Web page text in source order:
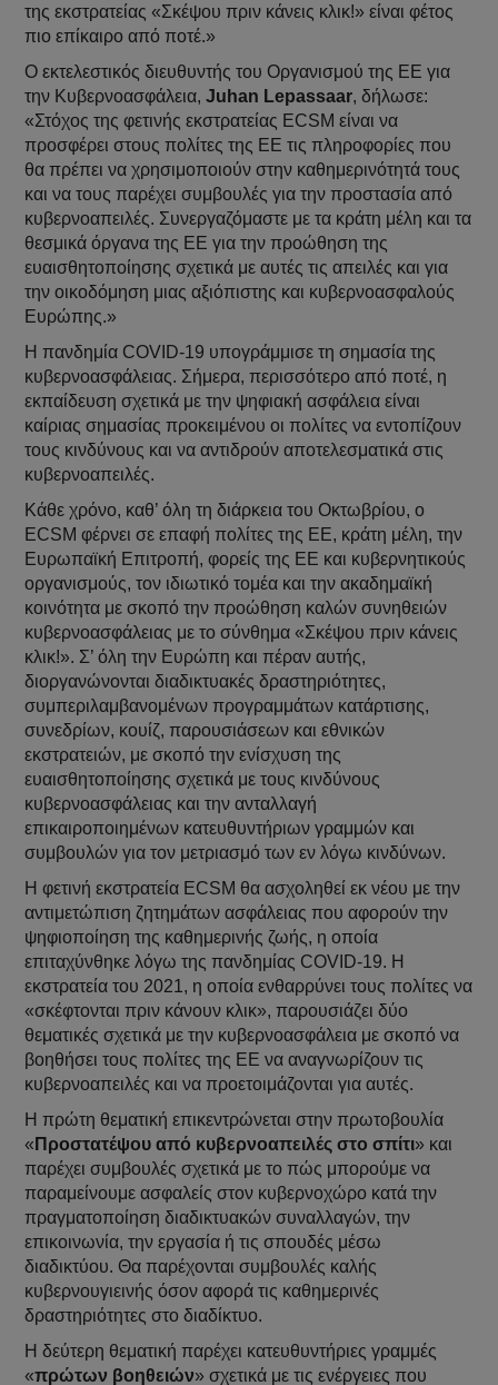
της εκστρατείας «Σκέψου πριν κάνεις κλικ!» είναι φέτος
πιο επίκαιρο από ποτέ.»
Ο εκτελεστικός διευθυντής του Οργανισμού της ΕΕ για
την Κυβερνοασφάλεια,Juhan Lepassaar, δήλωσε:
«Στόχος της φετινής εκστρατείας ECSM είναι να
προσφέρει στους πολίτες της ΕΕ τις πληροφορίες που
θα πρέπει να χρησιμοποιούν στην καθημερινότητά τους
και να τους παρέχει συμβουλές για την προστασία από
κυβερνοαπειλές. Συνεργαζόμαστε με τα κράτη μέλη και τα
θεσμικά όργανα της ΕΕ για την προώθηση της
ευαισθητοποίησης σχετικά με αυτές τις απειλές και για
την οικοδόμηση μιας αξιόπιστης και κυβερνοασφαλούς
Ευρώπης.»
Η πανδημία COVID-19 υπογράμμισε τη σημασία της
κυβερνοασφάλειας. Σήμερα, περισσότερο από ποτέ, η
εκπαίδευση σχετικά με την ψηφιακή ασφάλεια είναι
καίριας σημασίας προκειμένου οι πολίτες να εντοπίζουν
τους κινδύνους και να αντιδρούν αποτελεσματικά στις
κυβερνοαπειλές.
Κάθε χρόνο, καθ’ όλη τη διάρκεια του Οκτωβρίου, ο
ECSM φέρνει σε επαφή πολίτες της ΕΕ, κράτη μέλη, την
Ευρωπαϊκή Επιτροπή, φορείς της ΕΕ και κυβερνητικούς
οργανισμούς, τον ιδιωτικό τομέα και την ακαδημαϊκή
κοινότητα με σκοπό την προώθηση καλών συνηθειών
κυβερνοασφάλειας με το σύνθημα «Σκέψου πριν κάνεις
κλικ!». Σ’ όλη την Ευρώπη και πέραν αυτής,
διοργανώνονται διαδικτυακές δραστηριότητες,
συμπεριλαμβανομένων προγραμμάτων κατάρτισης,
συνεδρίων, κουίζ, παρουσιάσεων και εθνικών
εκστρατειών, με σκοπό την ενίσχυση της
ευαισθητοποίησης σχετικά με τους κινδύνους
κυβερνοασφάλειας και την ανταλλαγή
επικαιροποιημένων κατευθυντήριων γραμμών και
συμβουλών για τον μετριασμό των εν λόγω κινδύνων.
Η φετινή εκστρατεία ECSM θα ασχοληθεί εκ νέου με την
αντιμετώπιση ζητημάτων ασφάλειας που αφορούν την
ψηφιοποίηση της καθημερινής ζωής, η οποία
επιταχύνθηκε λόγω της πανδημίας COVID-19. Η
εκστρατεία του 2021, η οποία ενθαρρύνει τους πολίτες να
«σκέφτονται πριν κάνουν κλικ», παρουσιάζει δύο
θεματικές σχετικά με την κυβερνοασφάλεια με σκοπό να
βοηθήσει τους πολίτες της ΕΕ να αναγνωρίζουν τις
κυβερνοαπειλές και να προετοιμάζονται για αυτές.
Η πρώτη θεματική επικεντρώνεται στην πρωτοβουλία
« Προστατέψου από κυβερνοαπειλές στο σπίτι» και
παρέχει συμβουλές σχετικά με το πώς μπορούμε να
παραμείνουμε ασφαλείς στον κυβερνοχώρο κατά την
πραγματοποίηση διαδικτυακών συναλλαγών, την
επικοινωνία, την εργασία ή τις σπουδές μέσω
διαδικτύου. Θα παρέχονται συμβουλές καλής
κυβερνουγιεινής όσον αφορά τις καθημερινές
δραστηριότητες στο διαδίκτυο.
Η δεύτερη θεματική παρέχει κατευθυντήριες γραμμές
«πρώτων βοηθειών» σχετικά με τις ενέργειες που